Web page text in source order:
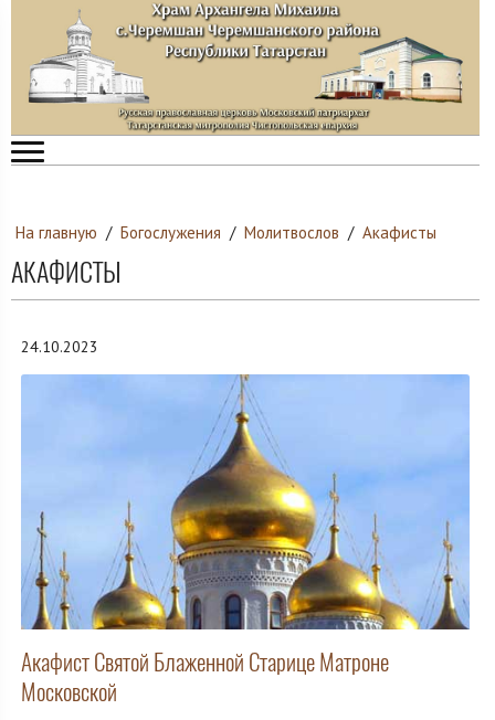
На главную / Богослужения / Молитвослов / Акафисты
АКАФИСТЫ
24.10.2023
Акафист Святой Блаженной Старице Матроне
Московской